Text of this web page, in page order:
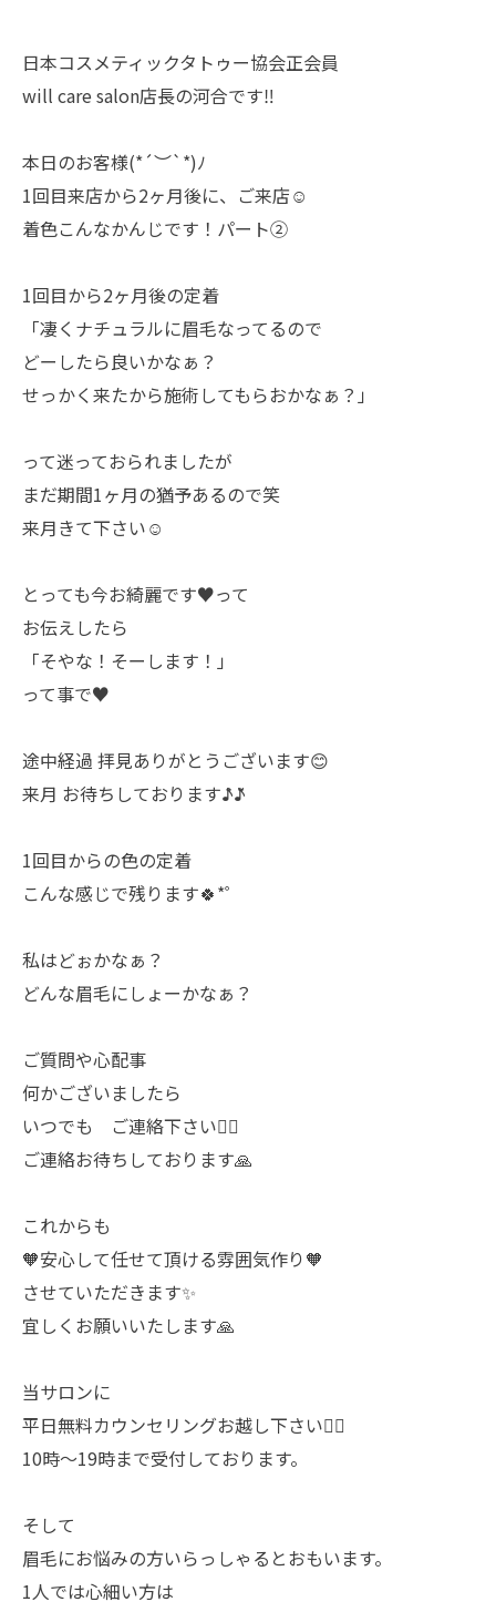
日本コスメティックタトゥー協会正会員
will care salon店長の河合です‼︎
本日のお客様(*´︶`*)ﾉ
1回目来店から2ヶ月後に、ご来店☺️
着色こんなかんじです！パート②
1回目から2ヶ月後の定着
「凄くナチュラルに眉毛なってるので
どーしたら良いかなぁ？
せっかく来たから施術してもらおかなぁ？」
って迷っておられましたが
まだ期間1ヶ月の猶予あるので笑
来月きて下さい☺️
とっても今お綺麗です♥️って
お伝えしたら
「そやな！そーします！」
って事で♥️
途中経過 拝見ありがとうございます😊
来月 お待ちしております♪̊̈♪̆̈
1回目からの色の定着
こんな感じで残ります🍀*゜
私はどぉかなぁ？
どんな眉毛にしょーかなぁ？
ご質問や心配事
何かございましたら
いつでも ご連絡下さい🙇‍♀️
ご連絡お待ちしております🙏
これからも
🧡安心して任せて頂ける雰囲気作り🧡
させていただきます✨️
宜しくお願いいたします🙏
当サロンに
平日無料カウンセリングお越し下さい🙇‍♀️
10時〜19時まで受付しております。
そして
眉毛にお悩みの方いらっしゃるとおもいます。
1人では心細い方は